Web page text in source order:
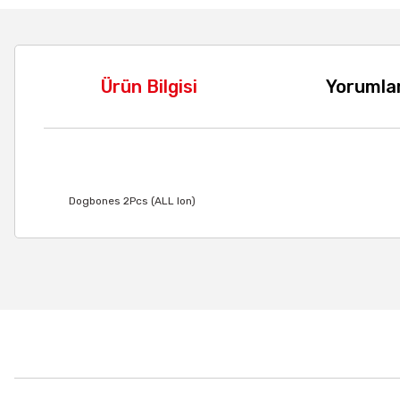
Ürün Bilgisi
Dogbones 2Pcs (ALL Ion)